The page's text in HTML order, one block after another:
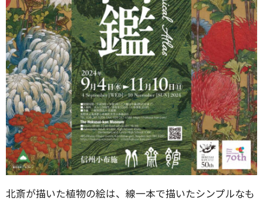
北斎が描いた植物の絵は、線一本で描いたシンプルなも